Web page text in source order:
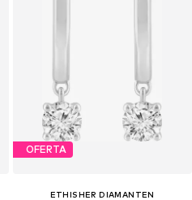
OFERTA
ETHISHER DIAMANTEN